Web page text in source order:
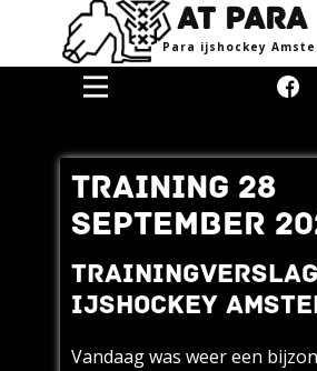
AT PARA
Para ijsho​ckey
Doneren
Media &
Erkenning
Supporters
Over
TRAINING 28
SEPTEMBER
IJSHOCKEY
Vandaag was weer een